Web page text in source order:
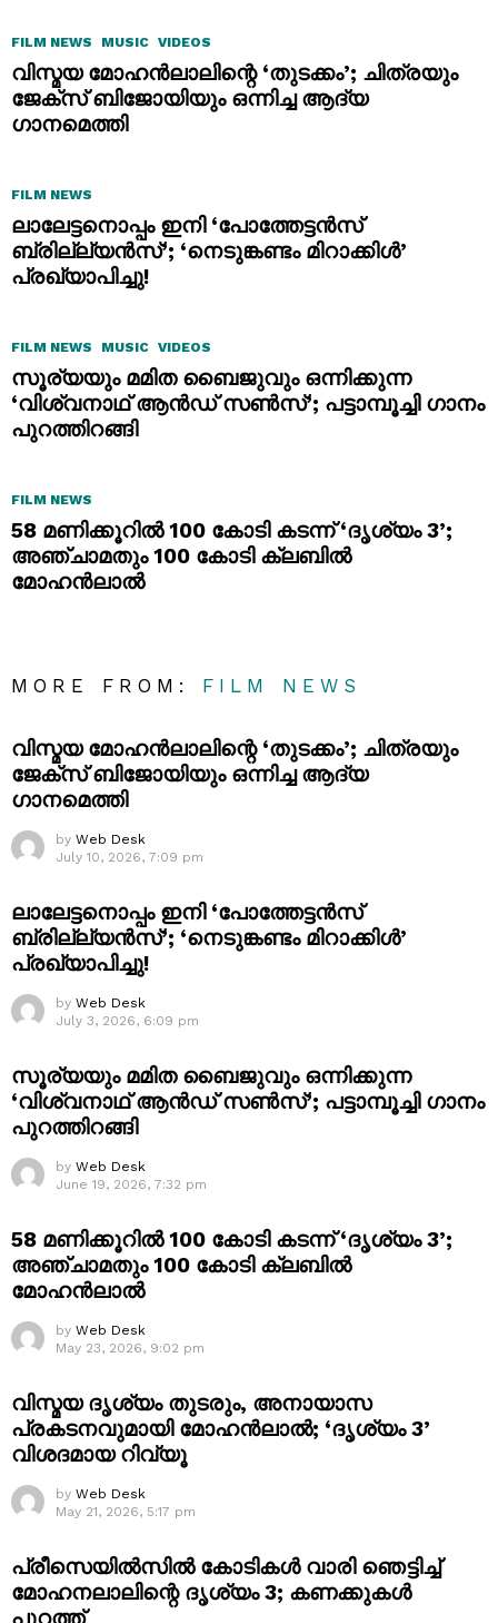
FILM NEWS MUSIC VIDEOS
വിസ്മയ മോഹൻലാലിന്റെ ‘തുടക്കം’; ചിത്രയും
ജേക്സ് ബിജോയിയും ഒന്നിച്ച ആദ്യ
ഗാനമെത്തി
FILM NEWS
ലാലേട്ടനൊപ്പം ഇനി ‘പോത്തേട്ടൻസ്
ബ്രില്ല്യൻസ്’; ‘നെടുങ്കണ്ടം മിറാക്കിൾ’
പ്രഖ്യാപിച്ചു!
FILM NEWS MUSIC VIDEOS
സൂര്യയും മമിത ബൈജുവും ഒന്നിക്കുന്ന
‘വിശ്വനാഥ് ആൻഡ് സൺസ്’; പട്ടാമ്പൂച്ചി ഗാനം
പുറത്തിറങ്ങി
FILM NEWS
58 മണിക്കൂറിൽ 100 കോടി കടന്ന് ‘ദൃശ്യം 3’;
അഞ്ചാമതും 100 കോടി ക്ലബിൽ
മോഹൻലാൽ
MORE FROM: FILM NEWS
വിസ്മയ മോഹൻലാലിന്റെ ‘തുടക്കം’; ചിത്രയും
ജേക്സ് ബിജോയിയും ഒന്നിച്ച ആദ്യ
ഗാനമെത്തി
by Web Desk
July 10, 2026, 7:09 pm
ലാലേട്ടനൊപ്പം ഇനി ‘പോത്തേട്ടൻസ്
ബ്രില്ല്യൻസ്’; ‘നെടുങ്കണ്ടം മിറാക്കിൾ’
പ്രഖ്യാപിച്ചു!
by Web Desk
July 3, 2026, 6:09 pm
സൂര്യയും മമിത ബൈജുവും ഒന്നിക്കുന്ന
‘വിശ്വനാഥ് ആൻഡ് സൺസ്’; പട്ടാമ്പൂച്ചി ഗാനം
പുറത്തിറങ്ങി
by Web Desk
June 19, 2026, 7:32 pm
58 മണിക്കൂറിൽ 100 കോടി കടന്ന് ‘ദൃശ്യം 3’;
അഞ്ചാമതും 100 കോടി ക്ലബിൽ
മോഹൻലാൽ
by Web Desk
May 23, 2026, 9:02 pm
വിസ്മയ ദൃശ്യം തുടരും, അനായാസ
പ്രകടനവുമായി മോഹൻലാൽ; ‘ദൃശ്യം 3’
വിശദമായ റിവ്യൂ
by Web Desk
May 21, 2026, 5:17 pm
പ്രീസെയിൽസിൽ കോടികൾ വാരി ഞെട്ടിച്ച്
മോഹനലാലിന്റെ ദൃശ്യം 3; കണക്കുകൾ